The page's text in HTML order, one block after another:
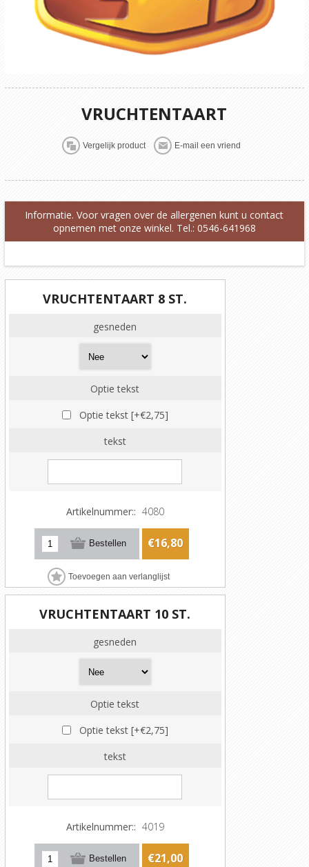
VRUCHTENTAART
Informatie. Voor vragen over de allergenen kunt u contact
opnemen met onze winkel. Tel.: 0546-641968
VRUCHTENTAART 8 ST.
gesneden
Optie tekst
Optie tekst [+€2,75]
tekst
Artikelnummer:: 4080
€16,80
VRUCHTENTAART 10 ST.
gesneden
Optie tekst
Optie tekst [+€2,75]
tekst
Artikelnummer:: 4019
€21,00